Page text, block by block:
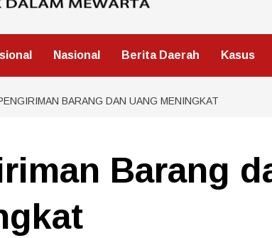
Nasional Berita Daerah Kasus
BARANG DAN UANG MENINGKAT
Barang